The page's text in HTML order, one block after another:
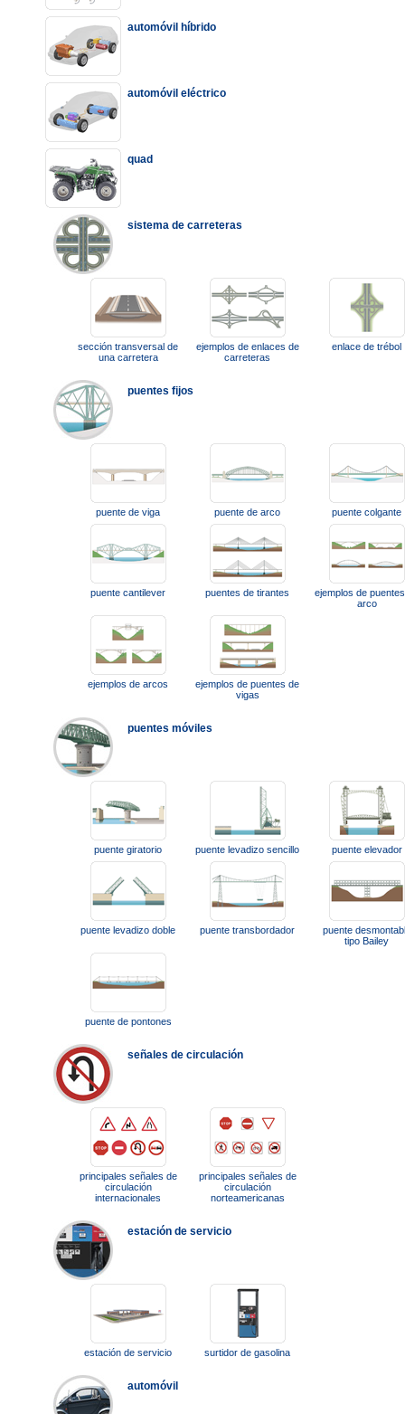
automóvil híbrido
automóvil eléctrico
quad
sistema de carreteras
sección transversal de
una carretera
ejemplos de enlaces de
carreteras
enlace de trébol
puentes fijos
puente de viga puente de arco puente colgante
puente cantilever puentes de tirantes
ejemplos de
arco
ejemplos de arcos
ejemplos de puentes de
vigas
puentes móviles
puente giratorio puente levadizo sencillo puente elevador
puente levadizo doble puente transbordador
puente
tipo Bailey
puente de pontones
señales de circulación
principales señales de
circulación
internacionales
principales señales de
circulación
norteamericanas
estación de servicio
estación de servicio surtidor de gasolina
automóvil